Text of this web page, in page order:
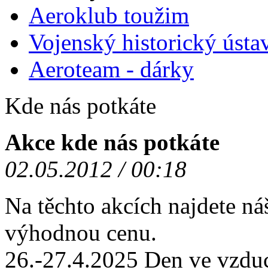
Aeroklub toužim
Vojenský historický
Aeroteam - dárky
Kde nás potkáte
Akce kde nás potkáte
02.05.2012 / 00:18
Na těchto akcích najdete
výhodnou cenu.
26.-27.4.2025 Den ve